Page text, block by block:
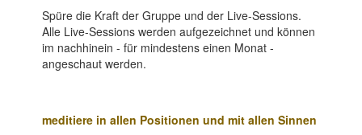
Spüre die Kraft der Gruppe und der Live-Sessions.
Alle Live-Sessions werden aufgezeichnet und können
im nachhinein - für mindestens einen Monat -
angeschaut werden.
meditiere in allen Positionen und mit allen Sinnen